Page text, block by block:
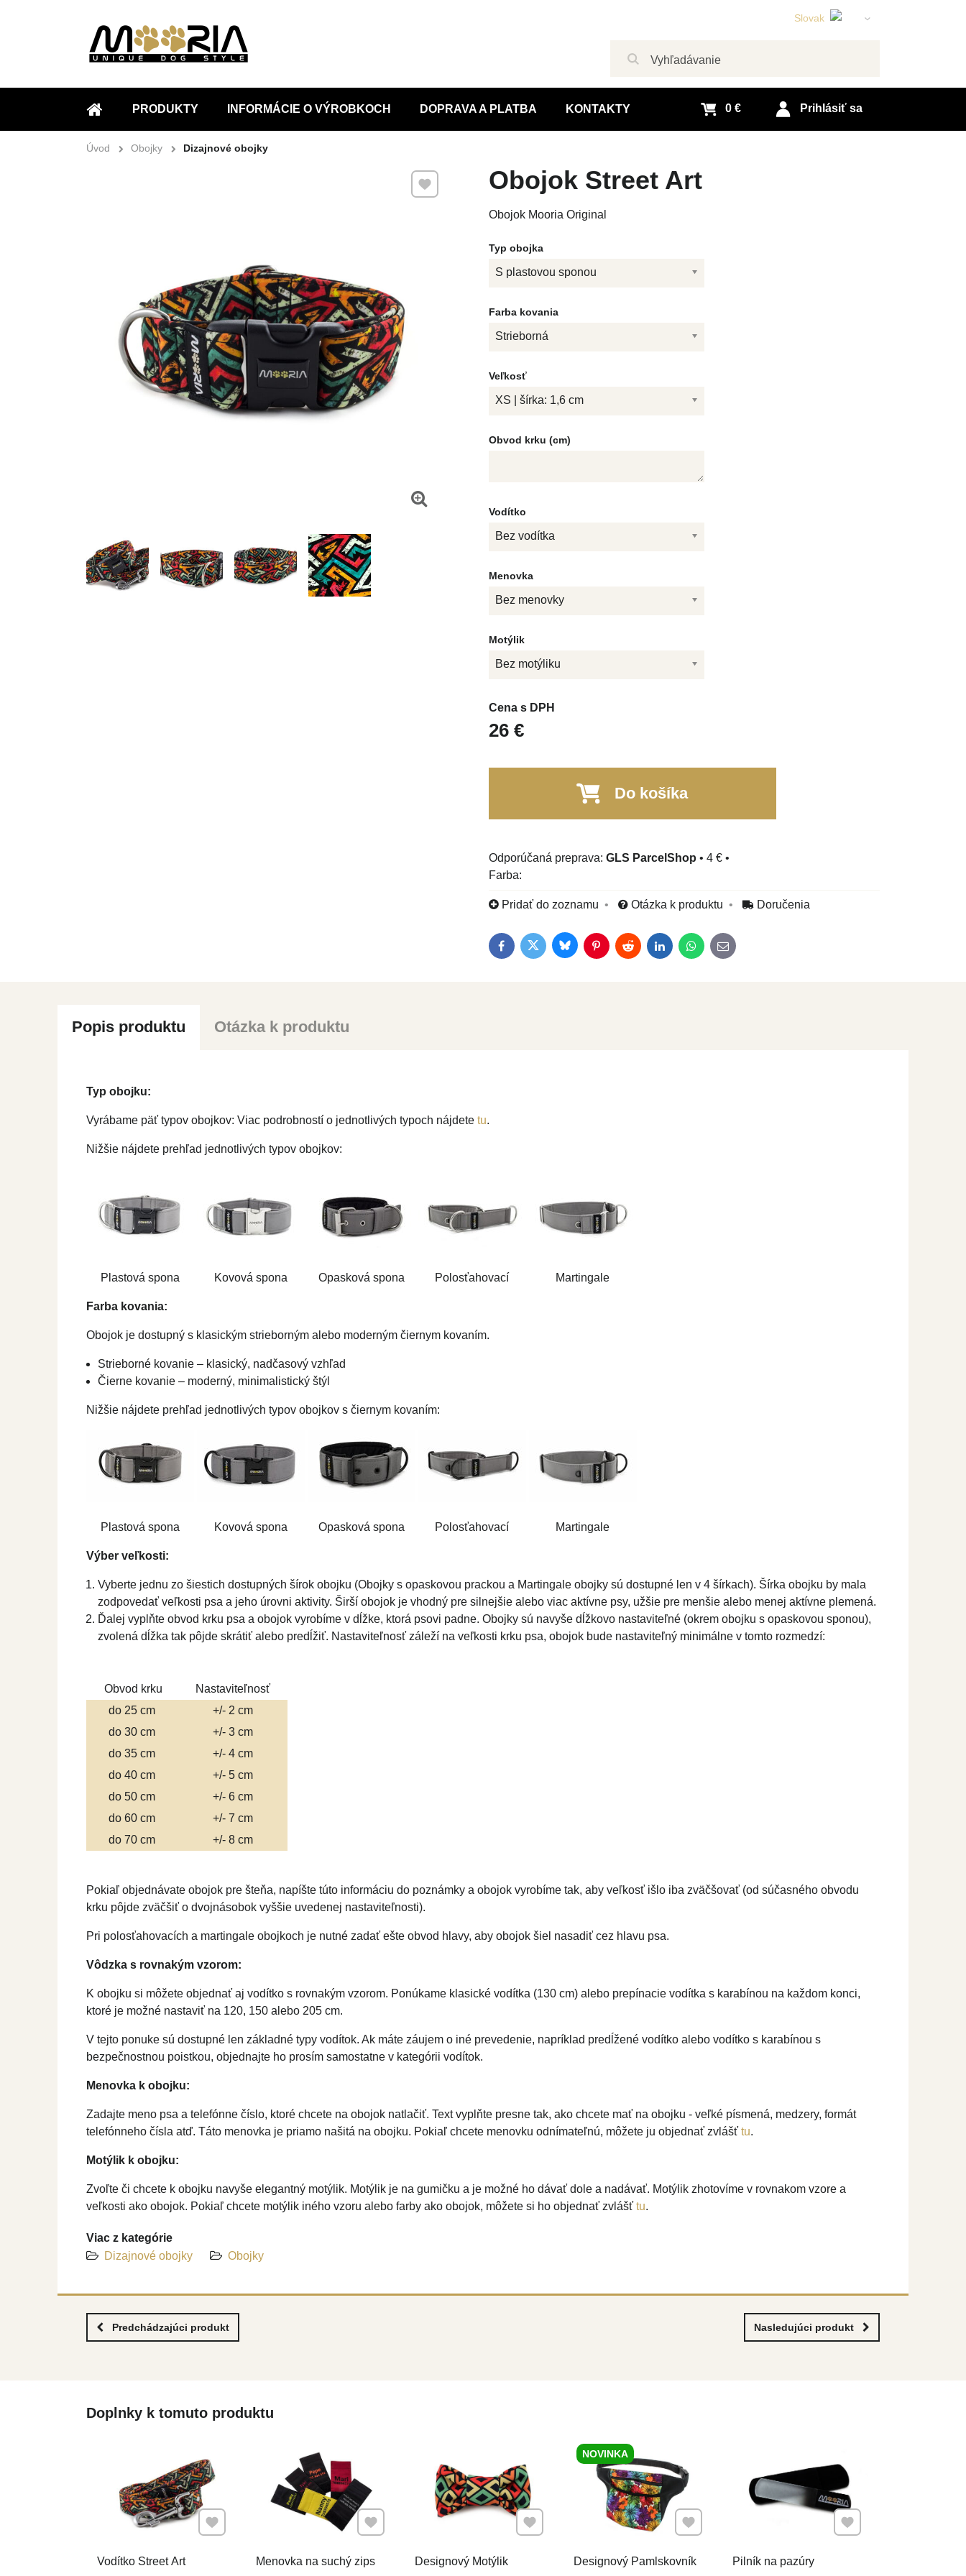
German
Slovak
ÚVOD
PRODUKTY INFORMÁCIE O VÝROBKOCH DOPRAVA A PLATBA KONTAKTY Prihlásiť sa
0 €
Úvod Obojky Dizajnové obojky
Obojok Street Art
Obojok Mooria Original
Pridať k Obľúbeným
Typ obojka
S plastovou sponou
Farba kovania
Strieborná
Veľkosť
XS | šírka: 1,6 cm
Obvod krku (cm)
Vodítko
Bez vodítka
Menovka
Bez menovky
Motýlik
Bez motýliku
Cena s DPH
26 €
Do košíka
GLS ParcelShop • 4 € •
Farba:
Pridať do zoznamu Otázka k produktu Doručenia
FacebookTwitterBlueskyPinterestRedditLinkedInWhatsApp
E-mail
Popis produktu Otázka k produktu
Typ obojku:
Vyrábame päť typov obojkov: Viac podrobností o jednotlivých typoch nájdete tu.
Nižšie nájdete prehľad jednotlivých typov obojkov:
Plastová spona Kovová spona Opasková spona Polosťahovací Martingale
Farba kovania:
Obojok je dostupný s klasickým strieborným alebo moderným čiernym kovaním.
Strieborné kovanie – klasický, nadčasový vzhľad
Čierne kovanie – moderný, minimalistický štýl
Nižšie nájdete prehľad jednotlivých typov obojkov s čiernym kovaním:
Plastová spona Kovová spona Opasková spona Polosťahovací Martingale
Výber veľkosti:
Vyberte jednu zo šiestich dostupných šírok obojku (Obojky s opaskovou prackou a Martingale obojky sú dostupné len v 4 šírkach). Šírka obojku by mala
zodpovedať veľkosti psa a jeho úrovni aktivity. Širší obojok je vhodný pre silnejšie alebo viac aktívne psy, užšie pre menšie alebo menej aktívne plemená.
Ďalej vyplňte obvod krku psa a obojok vyrobíme v dĺžke, ktorá psovi padne. Obojky sú navyše dĺžkovo nastaviteľné (okrem obojku s opaskovou sponou),
zvolená dĺžka tak pôjde skrátiť alebo predĺžiť. Nastaviteľnosť záleží na veľkosti krku psa, obojok bude nastaviteľný minimálne v tomto rozmedzí:
Obvod krku
Nastaviteľnosť
do 25 cm
+/- 2 cm
do 30 cm
+/- 3 cm
do 35 cm
+/- 4 cm
do 40 cm
+/- 5 cm
do 50 cm
+/- 6 cm
do 60 cm
+/- 7 cm
do 70 cm
+/- 8 cm
Pokiaľ objednávate obojok pre šteňa, napíšte túto informáciu do poznámky a obojok vyrobíme tak, aby veľkosť išlo iba zväčšovať (od súčasného obvodu
krku pôjde zväčšiť o dvojnásobok vyššie uvedenej nastaviteľnosti).
Pri polosťahovacích a martingale obojkoch je nutné zadať ešte obvod hlavy, aby obojok šiel nasadiť cez hlavu psa.
Vôdzka s rovnakým vzorom:
K obojku si môžete objednať aj vodítko s rovnakým vzorom. Ponúkame klasické vodítka (130 cm) alebo prepínacie vodítka s karabínou na každom konci,
ktoré je možné nastaviť na 120, 150 alebo 205 cm.
V tejto ponuke sú dostupné len základné typy vodítok. Ak máte záujem o iné prevedenie, napríklad predĺžené vodítko alebo vodítko s karabínou s
bezpečnostnou poistkou, objednajte ho prosím samostatne v kategórii vodítok.
Menovka k obojku:
Zadajte meno psa a telefónne číslo, ktoré chcete na obojok natlačiť. Text vyplňte presne tak, ako chcete mať na obojku - veľké písmená, medzery, formát
telefónneho čísla atď. Táto menovka je priamo našitá na obojku. Pokiaľ chcete menovku odnímateľnú, môžete ju objednať zvlášť tu.
Motýlik k obojku:
Zvoľte či chcete k obojku navyše elegantný motýlik. Motýlik je na gumičku a je možné ho dávať dole a nadávať. Motýlik zhotovíme v rovnakom vzore a
veľkosti ako obojok. Pokiaľ chcete motýlik iného vzoru alebo farby ako obojok, môžete si ho objednať zvlášť tu.
Viac z kategórie
Dizajnové obojky
Obojky
Predchádzajúci produkt Nasledujúci produkt
Doplnky k tomuto produktu
Vodítko Street Art
Pridať k Obľúbeným
Menovka na suchý zips
Pridať k Obľúbeným
Designový Motýlik
Pridať k Obľúbeným
Designový Pamlskovník
NOVINKA
Pridať k Obľúbeným
Pilník na pazúry
Pridať k Obľúbeným